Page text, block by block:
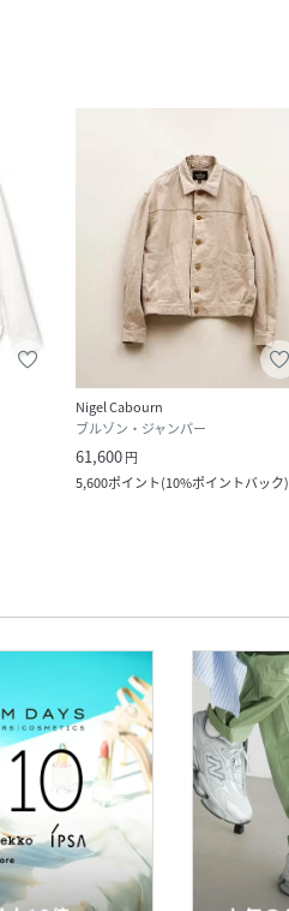
Nigel Cabourn
ブルゾン・ジャンパー
61,600円
5,600ポイント(10%ポイントバック)